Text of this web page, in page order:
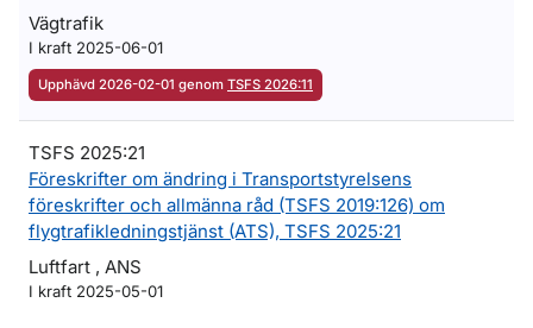
Vägtrafik
I kraft 2025-06-01
Upphävd 2026-02-01 genom TSFS 2026:11
TSFS 2025:21
Föreskrifter om ändring i Transportstyrelsens
föreskrifter och allmänna råd (TSFS 2019:126) om
flygtrafikledningstjänst (ATS), TSFS 2025:21
Luftfart , ANS
I kraft 2025-05-01